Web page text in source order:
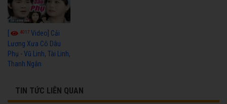
4017 Video] Cải
Lương Xưa Cô Dâu
Phụ - Vũ Linh, Tài Linh,
Thanh Ngân
TIN TỨC LIÊN QUAN